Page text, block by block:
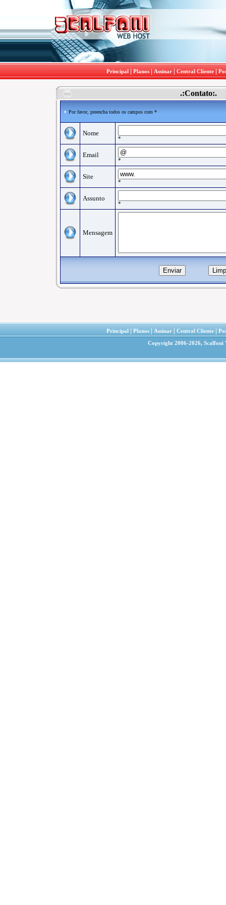
Principal | Planos | Assinar | Central Cliente |
.:Contato:.
Por favor, preencha todos os campos com *
Nome
*
Email
*
Site
*
Assunto
*
Mensagem
Principal | Planos | Assinar | Central Cliente |
Copyright 2006-2026, Scalfoni